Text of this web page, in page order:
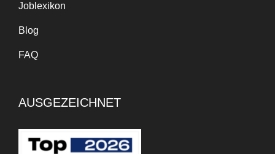
Joblexikon
Blog
FAQ
AUSGEZEICHNET